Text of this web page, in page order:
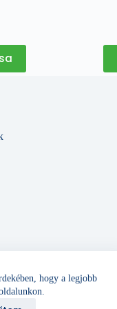
hogy a legjobb